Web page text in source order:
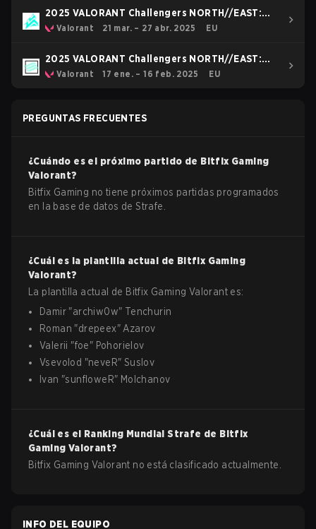
2025 VALORANT Challengers NORTH//EAST:
Stage 2
Valorant 21 mar. – 27 abr. 2025 EU
2025 VALORANT Challengers NORTH//EAST:
Stage 1
Valorant 17 ene. – 16 feb. 2025 EU
PREGUNTAS FRECUENTES
¿Cuándo es el próximo partido de Bitfix Gaming
Valorant?
Bitfix Gaming no tiene próximos partidas programados
en la base de datos de Strafe.
¿Cuál es la plantilla actual de Bitfix Gaming
Valorant?
La plantilla actual de Bitfix Gaming Valorant es:
Damir "archiw0w" Tenchurin
Roman "drepeex" Azarov
Valerii "foe" Pohorielov
Vsevolod "neveR" Suslov
Ivan "sunfloweR" Molchanov
¿Cuál es el Ranking Mundial Strafe de Bitfix
Gaming Valorant?
Bitfix Gaming Valorant no está clasificado actualmente.
INFO DEL EQUIPO